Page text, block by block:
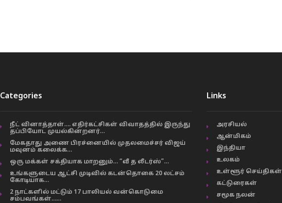
Categories
நீட் வினாத்தாள்…. எதிர்கட்சிகள் விவாதத்தில் இருந்து
தப்பியோட முயல்கின்றனர்…
மேகதாது அணை பிரச்னையில் முதலமைச்சர் விஜய்
மவுனம் கலைக்க…
ஒரு மக்கள் சக்தியாக மாறனும்… “வீ த லீடர்ஸ்”…
உங்களுடைய ஆட்சி முடிவில் கடன்தொகை 20 லட்சம்
கோடியாக…
2 நாட்களில் மட்டும் 17 பாலியல் வன்கொடுமை
சம்பவங்கள்……
Links
அரசியல்
ஆன்மிகம்
இந்தியா
உலகம்
உள்ளூர் செய்திகள்
கட்டுரைகள்
சமூக நலன்